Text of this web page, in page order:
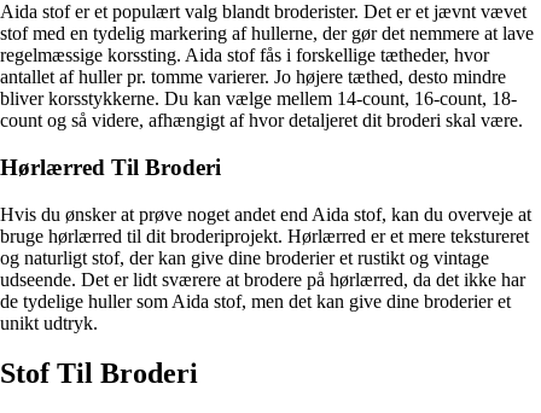
Aida stof er et populært valg blandt broderister. Det er et jævnt vævet
stof med en tydelig markering af hullerne, der gør det nemmere at lave
regelmæssige korssting. Aida stof fås i forskellige tætheder, hvor
antallet af huller pr. tomme varierer. Jo højere tæthed, desto mindre
bliver korsstykkerne. Du kan vælge mellem 14-count, 16-count, 18-
count og så videre, afhængigt af hvor detaljeret dit broderi skal være.
Hørlærred Til Broderi
Hvis du ønsker at prøve noget andet end Aida stof, kan du overveje at
bruge hørlærred til dit broderiprojekt. Hørlærred er et mere tekstureret
og naturligt stof, der kan give dine broderier et rustikt og vintage
udseende. Det er lidt sværere at brodere på hørlærred, da det ikke har
de tydelige huller som Aida stof, men det kan give dine broderier et
unikt udtryk.
Stof Til Broderi